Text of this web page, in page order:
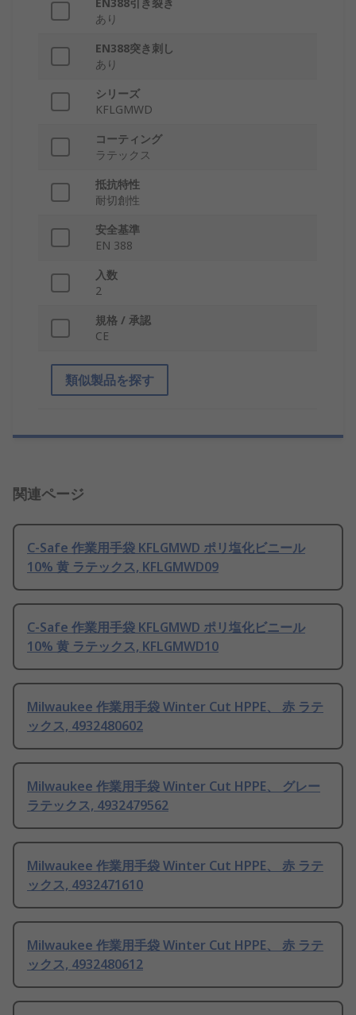
EN388引き裂き
あり
EN388突き刺し
あり
シリーズ
KFLGMWD
コーティング
ラテックス
抵抗特性
耐切創性
安全基準
EN 388
入数
2
規格 / 承認
CE
類似製品を探す
関連ページ
C-Safe 作業用手袋 KFLGMWD ポリ塩化ビニール
10% 黄 ラテックス, KFLGMWD09
C-Safe 作業用手袋 KFLGMWD ポリ塩化ビニール
10% 黄 ラテックス, KFLGMWD10
Milwaukee 作業用手袋 Winter Cut HPPE、 赤 ラテ
ックス, 4932480602
Milwaukee 作業用手袋 Winter Cut HPPE、 グレー
ラテックス, 4932479562
Milwaukee 作業用手袋 Winter Cut HPPE、 赤 ラテ
ックス, 4932471610
Milwaukee 作業用手袋 Winter Cut HPPE、 赤 ラテ
ックス, 4932480612